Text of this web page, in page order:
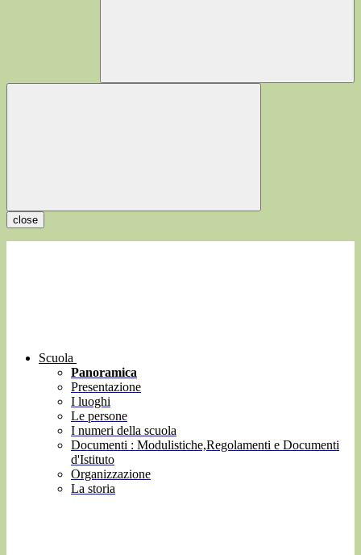
close
Scuola
Panoramica
Presentazione
I luoghi
Le persone
I numeri della scuola
Documenti : Modulistiche,Regolamenti e Documenti
d'Istituto
Organizzazione
La storia